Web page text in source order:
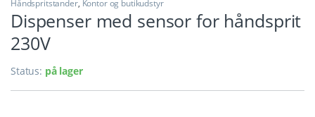
Håndspritstander, Kontor og butikudstyr
Dispenser med sensor for håndsprit
230V
Status: på lager